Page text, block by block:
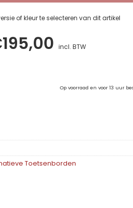
of kleur te selecteren van dit artikel
195,00Huidige
€195,00.
incl. BTW
Op voorraad en voor 13 uur
Toetsenborden